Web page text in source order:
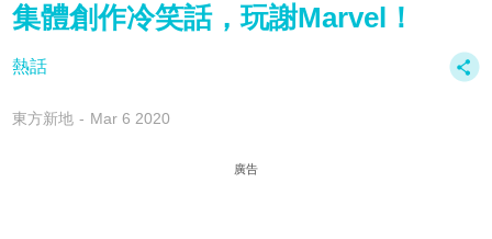
集體創作冷笑話，玩謝Marvel！
熱話
東方新地 Mar 6 2020
廣告